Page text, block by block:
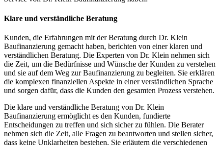
Klare und verständliche Beratung
Kunden, die Erfahrungen mit der Beratung durch Dr. Klein
Baufinanzierung gemacht haben, berichten von einer klaren und
verständlichen Beratung. Die Experten von Dr. Klein nehmen sich
die Zeit, um die Bedürfnisse und Wünsche der Kunden zu verstehen
und sie auf dem Weg zur Baufinanzierung zu begleiten. Sie erklären
die komplexen finanziellen Aspekte in einer verständlichen Sprache
und sorgen dafür, dass die Kunden den gesamten Prozess verstehen.
Die klare und verständliche Beratung von Dr. Klein
Baufinanzierung ermöglicht es den Kunden, fundierte
Entscheidungen zu treffen und sich sicher zu fühlen. Die Berater
nehmen sich die Zeit, alle Fragen zu beantworten und stellen sicher,
dass keine Unklarheiten bestehen. Sie erläutern die verschiedenen